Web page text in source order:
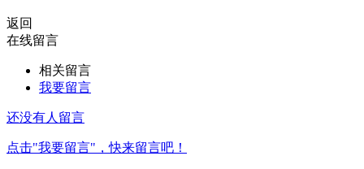
返回
在线留言
相关留言
我要留言
还没有人留言
点击"我要留言"，快来留言吧！